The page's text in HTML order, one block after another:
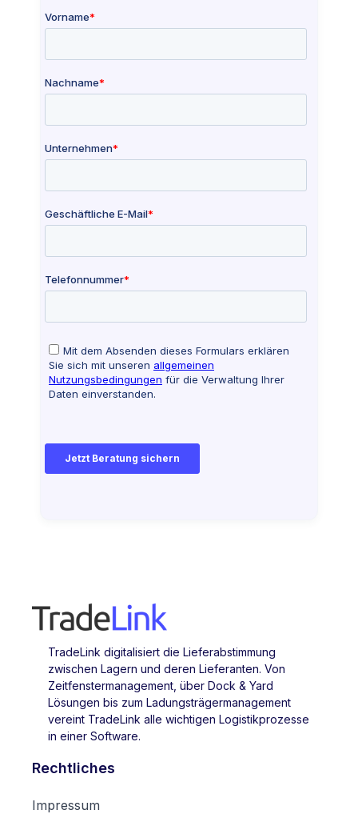
TradeLink digitalisiert die Lieferabstimmung
zwischen Lagern und deren Lieferanten. Von
Zeitfenstermanagement, über Dock & Yard
Lösungen bis zum Ladungsträgermanagement
vereint TradeLink alle wichtigen Logistikprozesse
in einer Software.
Rechtliches
Impressum